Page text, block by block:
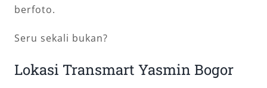
berfoto.
Seru sekali bukan?
Lokasi Transmart Yasmin Bogor